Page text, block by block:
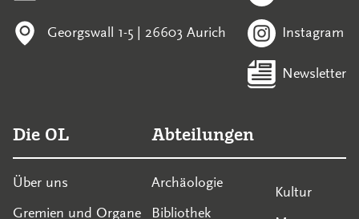
Georgswall 1-5 | 26603 Aurich Instagram
Newsletter
Die OL
Über uns
Gremien und Organe
Abteilungen
Archäologie
Bibliothek
Kultur